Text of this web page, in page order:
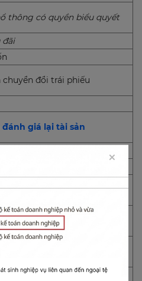
thông có quyền biểu quyết
đãi
chuyển đổi trái phiếu
giá lại tài sản
giá hối đoái
thuộc vốn chủ sở hữu
lại của chính mình
thuế chưa phân phối